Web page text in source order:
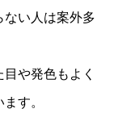
ない人は案外多
や発色もよく
す。